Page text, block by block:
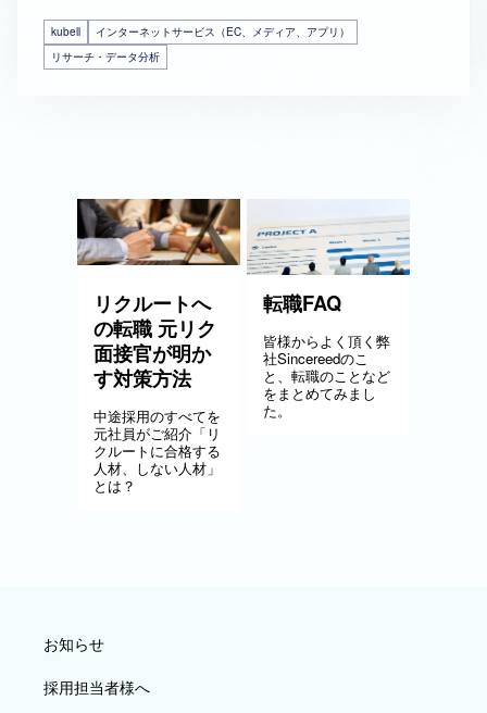
kubell
インターネットサービス（EC、メディア、アプリ）
リサーチ・データ分析
リクルートへ
の転職 元リク
面接官が明か
す対策方法
中途採用のすべてを
元社員がご紹介「リ
クルートに合格する
人材、しない人材」
とは？
転職FAQ
皆様からよく頂く弊
社Sincereedのこ
と、転職のことなど
をまとめてみまし
た。
お知らせ
採用担当者様へ